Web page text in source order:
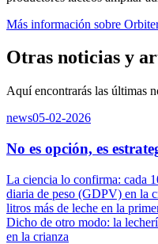
Más información sobre
Otras noticias y
Aquí encontrarás las últimas
news05-02-2026
No es opción, es
La ciencia lo confirma: cada
diaria de peso (GDPV) en la
litros más de leche en la
Dicho de otro modo: la
en la crianza